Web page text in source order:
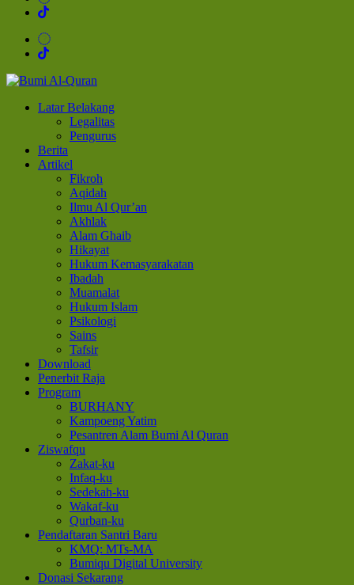
Bumi Al-Quran
Sinergi Untuk Kebahagiaan Dunia-Akhirat
Latar Belakang
Legalitas
Pengurus
Berita
Artikel
Fikroh
Aqidah
Ilmu Al Qur’an
Akhlak
Alam Ghaib
Hikayat
Hukum Kemasyarakatan
Ibadah
Muamalat
Hukum Islam
Psikologi
Sains
Tafsir
Download
Penerbit Raja
Program
BURHANY
Kampoeng Yatim
Pesantren Alam Bumi Al Quran
Ziswafqu
Zakat-ku
Infaq-ku
Sedekah-ku
Wakaf-ku
Qurban-ku
Pendaftaran Santri Baru
KMQ: MTs-MA
Bumiqu Digital University
Donasi Sekarang